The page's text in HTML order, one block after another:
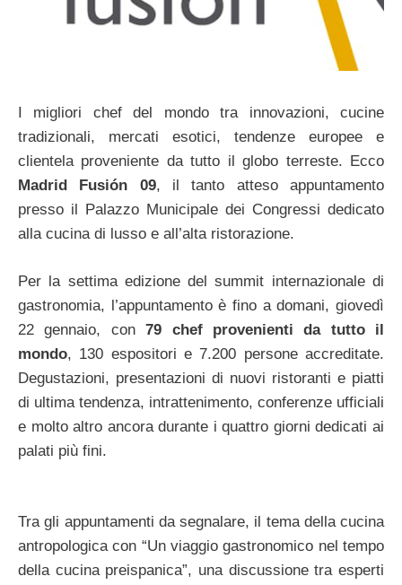
I migliori chef del mondo tra innovazioni, cucine
tradizionali, mercati esotici, tendenze europee e
clientela proveniente da tutto il globo terreste. Ecco
Madrid Fusión 09, il tanto atteso appuntamento
presso il Palazzo Municipale dei Congressi dedicato
alla cucina di lusso e all’alta ristorazione.
Per la settima edizione del summit internazionale di
gastronomia, l’appuntamento è fino a domani, giovedì
22 gennaio, con79 chef provenienti da tutto il
mondo, 130 espositori e 7.200 persone accreditate.
Degustazioni, presentazioni di nuovi ristoranti e piatti
di ultima tendenza, intrattenimento, conferenze ufficiali
e molto altro ancora durante i quattro giorni dedicati ai
palati più fini.
Tra gli appuntamenti da segnalare, il tema della cucina
antropologica con “Un viaggio gastronomico nel tempo
della cucina preispanica”, una discussione tra esperti